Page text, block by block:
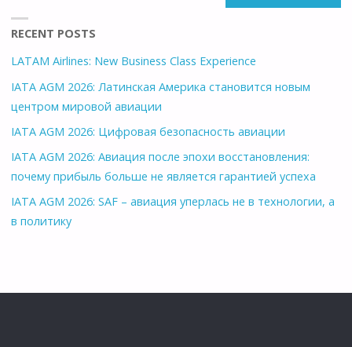
RECENT POSTS
LATAM Airlines: New Business Class Experience
IATA AGM 2026: Латинская Америка становится новым
центром мировой авиации
IATA AGM 2026: Цифровая безопасность авиации
IATA AGM 2026: Авиация после эпохи восстановления:
почему прибыль больше не является гарантией успеха
IATA AGM 2026: SAF – авиация уперлась не в технологии, а
в политику